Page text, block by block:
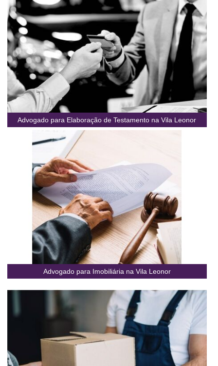
Advogado para Elaboração de Testamento na Vila Leonor
Advogado para Imobiliária na Vila Leonor